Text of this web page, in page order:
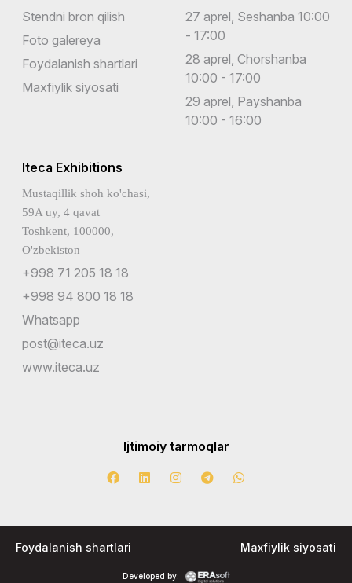
Stendni bron qilish
Foto galereya
Foydalanish shartlari
Maxfiylik siyosati
27 aprel, Seshanba 10:00
- 17:00
28 aprel, Chorshanba
10:00 - 17:00
29 aprel, Payshanba
10:00 - 16:00
Iteca Exhibitions
Mustaqillik shoh ko'chasi,
59A uy, 4 qavat
Toshkent, 100000,
O'zbekiston
+998 71 205 18 18
+998 94 800 18 18
Whatsapp
post@iteca.uz
www.iteca.uz
Ijtimoiy tarmoqlar
Developed by:
Foydalanish shartlari Maxfiylik siyosati